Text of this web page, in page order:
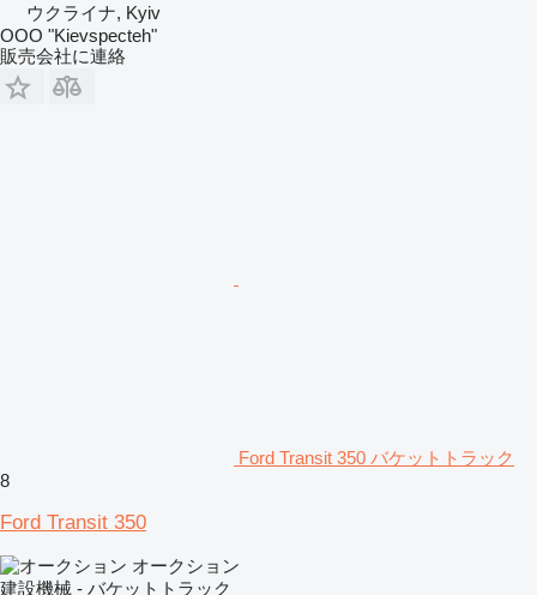
ウクライナ, Kyiv
OOO "Kievspecteh"
販売会社に連絡
Ford Transit 350 バケットトラック
8
Ford Transit 350
オークション
建設機械 - バケットトラック